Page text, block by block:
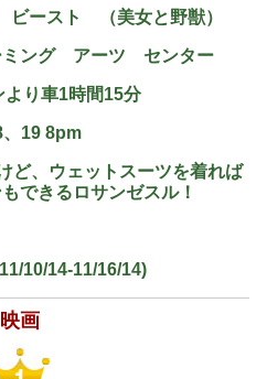
ースト （美女と野獣）
ミング アーツ センター
より車1時間15分
、19 8pm
ど、ウェットスーツを着れば
できるロサンゼスル！
10/14-11/16/14)
映画